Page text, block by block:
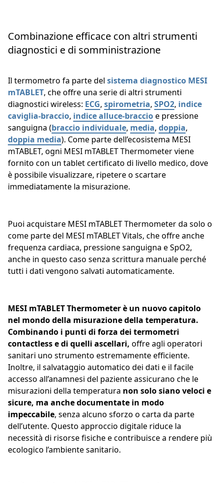
Combinazione efficace con altri strumenti
diagnostici e di somministrazione
Il termometro fa parte del sistema diagnostico MESI
mTABLET, che offre una serie di altri strumenti
diagnostici wireless: ECG, spirometria, SPO2, indice
caviglia-braccio, indice alluce-braccioe pressione
sanguigna (braccio individuale, media, doppia,
doppia media). Come parte dell’ecosistema MESI
mTABLET, ogni MESI mTABLET Thermometer viene
fornito con un tablet certificato di livello medico, dove
è possibile visualizzare, ripetere o scartare
immediatamente la misurazione.
Puoi acquistare MESI mTABLET Thermometer da solo o
come parte del MESI mTABLET Vitals, che offre anche
frequenza cardiaca, pressione sanguigna e SpO2,
anche in questo caso senza scrittura manuale perché
tutti i dati vengono salvati automaticamente.
MESI mTABLET Thermometer è un nuovo capitolo
nel mondo della misurazione della temperatura.
Combinando i punti di forza dei termometri
contactless e di quelli ascellari, offre agli operatori
sanitari uno strumento estremamente efficiente.
Inoltre, il salvataggio automatico dei dati e il facile
accesso all’anamnesi del paziente assicurano che le
misurazioni della temperatura non solo siano veloci e
sicure, ma anche documentate in modo
impeccabile, senza alcuno sforzo o carta da parte
dell’utente. Questo approccio digitale riduce la
necessità di risorse fisiche e contribuisce a rendere più
ecologico l’ambiente sanitario.